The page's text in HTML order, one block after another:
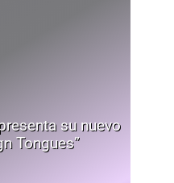
su nuevo
Tongues”